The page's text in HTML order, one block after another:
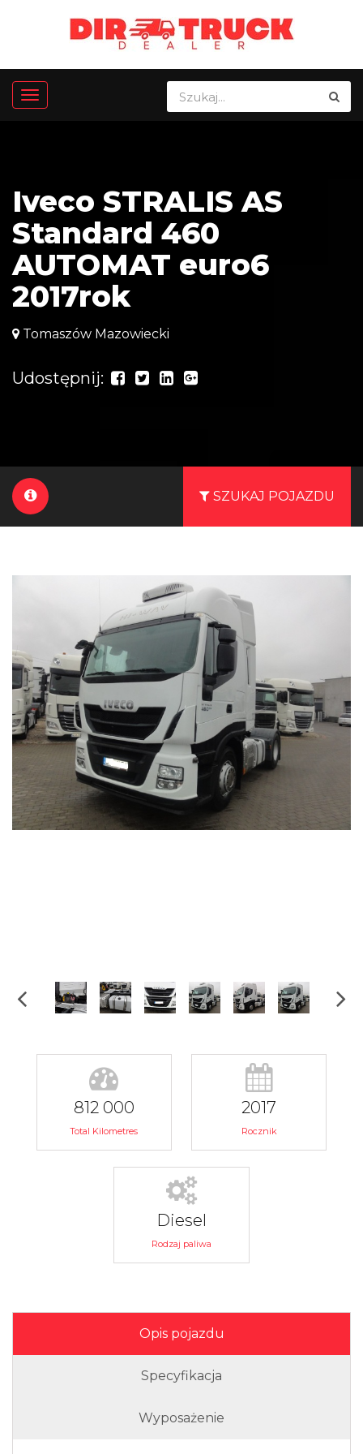
Iveco STRALIS AS
Standard 460
AUTOMAT euro6
2017rok
Tomaszów Mazowiecki
Udostępnij:
SZUKAJ POJAZDU
812 000
Total Kilometres
2017
Rocznik
Diesel
Rodzaj paliwa
Opis pojazdu
Specyfikacja
Wyposażenie